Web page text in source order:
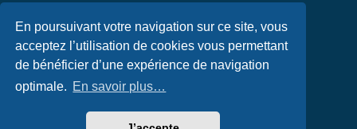
En poursuivant votre navigation sur ce site, vous
acceptez l’utilisation de cookies vous permettant
de bénéficier d’une expérience de navigation
optimale. En savoir plus…